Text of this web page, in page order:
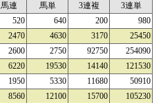
馬連 馬単 3連複
3連単
520 640 200
980
2470 4630 3170
25450
2600 2750 92750
254090
6220 19530 14140
121530
1950 5330 11680
50910
8560 12100 15700 105230